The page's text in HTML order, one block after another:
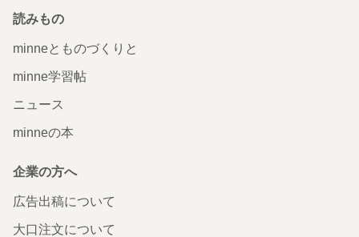
読みもの
minneとものづくりと
minne学習帖
ニュース
minneの本
企業の方へ
広告出稿について
大口注文について